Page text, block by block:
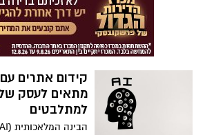
רכב. שינוי זה מוביל
בפרויקטים חדשים
לקווי רכבת קלה,
תחבורה ציבורית
מתאים לעסק
למתלבטים